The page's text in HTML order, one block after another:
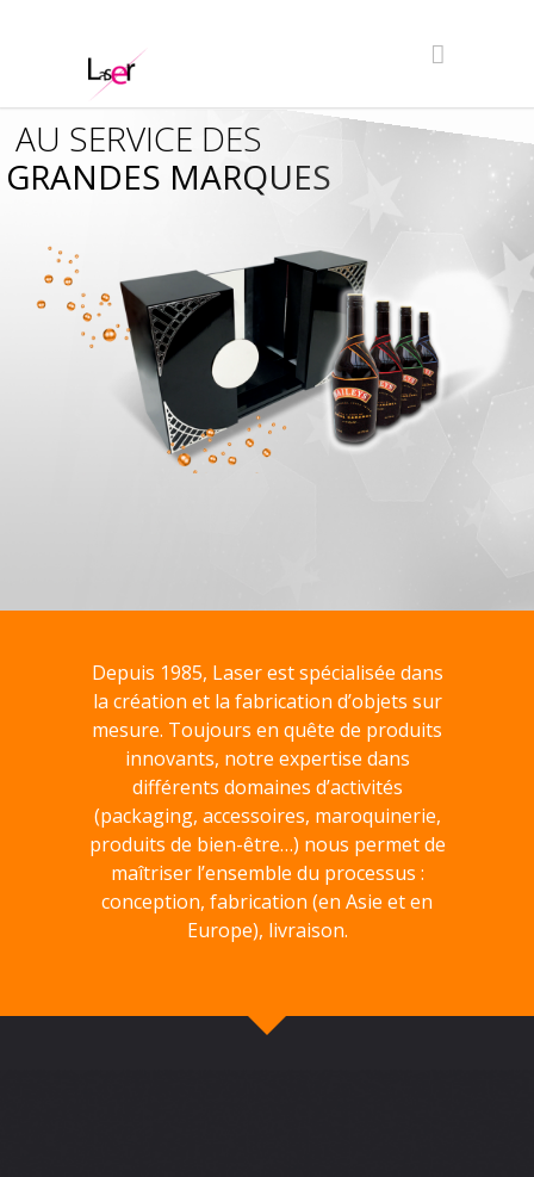
GRANDES MARQUES
AU SERVICE DES
Depuis 1985, Laser est spécialisée dans
la création et la fabrication d’objets sur
mesure. Toujours en quête de produits
innovants, notre expertise dans
différents domaines d’activités
(packaging, accessoires, maroquinerie,
produits de bien-être…) nous permet de
maîtriser l’ensemble du processus :
conception, fabrication (en Asie et en
Europe), livraison.